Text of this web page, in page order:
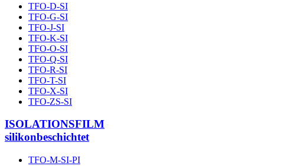
TFO-D-SI
TFO-G-SI
TFO-J-SI
TFO-K-SI
TFO-O-SI
TFO-Q-SI
TFO-R-SI
TFO-T-SI
TFO-X-SI
TFO-ZS-SI
ISOLATIONSFILM
silikonbeschichtet
TFO-M-SI-PI